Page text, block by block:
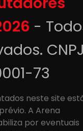
-
73
neste site
A Arena
por eventuais